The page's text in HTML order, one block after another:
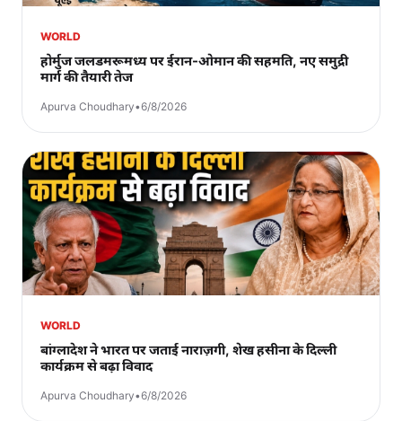
WORLD
होर्मुज जलडमरूमध्य पर ईरान-ओमान की सहमति, नए समुद्री
मार्ग की तैयारी तेज
Apurva Choudhary•6/8/2026
WORLD
बांग्लादेश ने भारत पर जताई नाराज़गी, शेख हसीना के दिल्ली
कार्यक्रम से बढ़ा विवाद
Apurva Choudhary•6/8/2026